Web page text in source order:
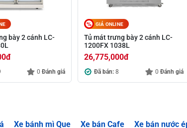
bày 2 cánh LC-
đ
0Đánh giá
GIÁ ONLINE
Tủ mát trưng bày 2 cánh LC-
1200FX 1038L
26,775,000đ
Đã bán:8 0 Đánh giá
Xe bánh mì Que Xe bán Cafe Xe bán nước